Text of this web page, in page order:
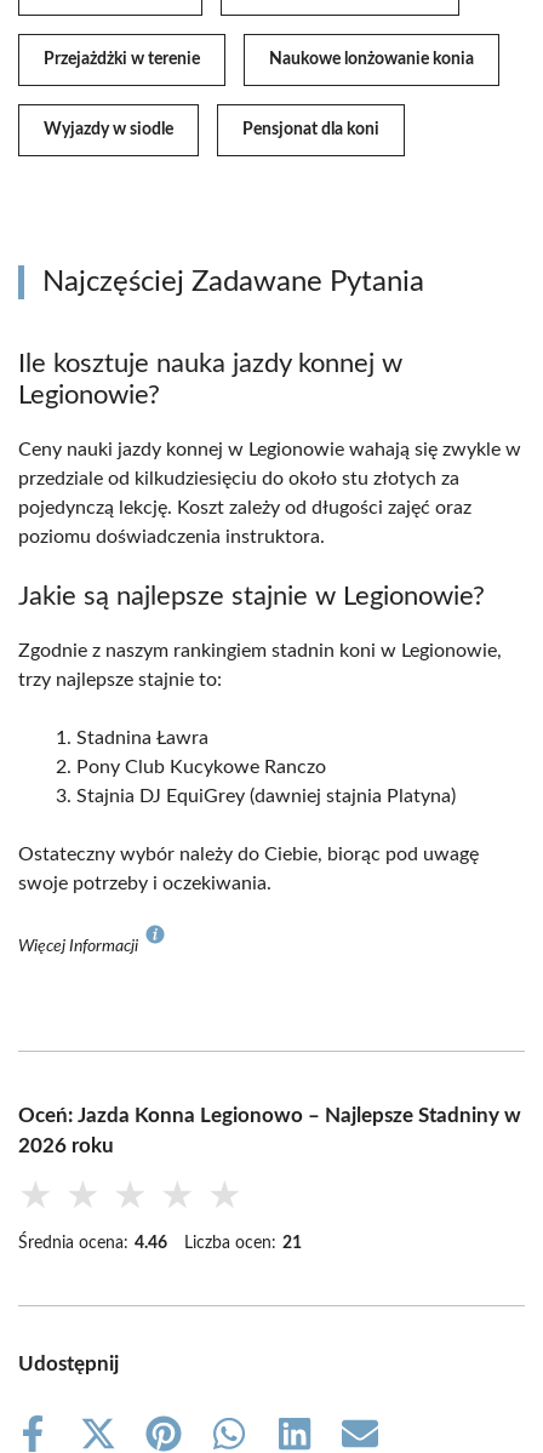
Przejażdżki w terenie Naukowe lonżowanie konia
Wyjazdy w siodle Pensjonat dla koni
Najczęściej Zadawane Pytania
Ile kosztuje nauka jazdy konnej w
Legionowie?
Ceny nauki jazdy konnej w Legionowie wahają się zwykle w
przedziale od kilkudziesięciu do około stu złotych za
pojedynczą lekcję. Koszt zależy od długości zajęć oraz
poziomu doświadczenia instruktora.
Jakie są najlepsze stajnie w Legionowie?
Zgodnie z naszym rankingiem stadnin koni w Legionowie,
trzy najlepsze stajnie to:
Stadnina Ławra
Pony Club Kucykowe Ranczo
Stajnia DJ EquiGrey (dawniej stajnia Platyna)
Ostateczny wybór należy do Ciebie, biorąc pod uwagę
swoje potrzeby i oczekiwania.
Więcej Informacji
Oceń: Jazda Konna Legionowo – Najlepsze Stadniny w
2026 roku
★ ★ ★ ★ ★
Średnia ocena: 4.46 Liczba ocen: 21
Udostępnij
Share
Share
Share
Share
Share
Share